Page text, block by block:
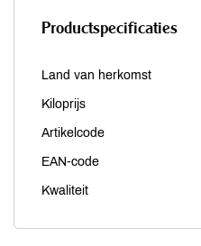
Productspecificaties
Land van herkomst
Kiloprijs
Artikelcode
EAN-code
Kwaliteit